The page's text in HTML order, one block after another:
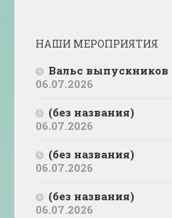
НАШИ МЕРОПРИЯТИЯ
Вальс выпускников
06.07.2026
(без названия)
06.07.2026
(без названия)
06.07.2026
(без названия)
06.07.2026